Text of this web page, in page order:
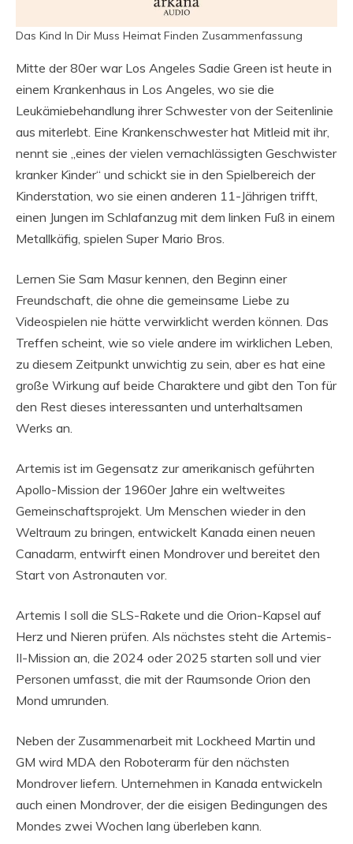
Das Kind In Dir Muss Heimat Finden Zusammenfassung
Mitte der 80er war Los Angeles Sadie Green ist heute in
einem Krankenhaus in Los Angeles, wo sie die
Leukämiebehandlung ihrer Schwester von der Seitenlinie
aus miterlebt. Eine Krankenschwester hat Mitleid mit ihr,
nennt sie „eines der vielen vernachlässigten Geschwister
kranker Kinder“ und schickt sie in den Spielbereich der
Kinderstation, wo sie einen anderen 11-Jährigen trifft,
einen Jungen im Schlafanzug mit dem linken Fuß in einem
Metallkäfig, spielen Super Mario Bros.
Lernen Sie Sam Masur kennen, den Beginn einer
Freundschaft, die ohne die gemeinsame Liebe zu
Videospielen nie hätte verwirklicht werden können. Das
Treffen scheint, wie so viele andere im wirklichen Leben,
zu diesem Zeitpunkt unwichtig zu sein, aber es hat eine
große Wirkung auf beide Charaktere und gibt den Ton für
den Rest dieses interessanten und unterhaltsamen
Werks an.
Artemis ist im Gegensatz zur amerikanisch geführten
Apollo-Mission der 1960er Jahre ein weltweites
Gemeinschaftsprojekt. Um Menschen wieder in den
Weltraum zu bringen, entwickelt Kanada einen neuen
Canadarm, entwirft einen Mondrover und bereitet den
Start von Astronauten vor.
Artemis I soll die SLS-Rakete und die Orion-Kapsel auf
Herz und Nieren prüfen. Als nächstes steht die Artemis-
II-Mission an, die 2024 oder 2025 starten soll und vier
Personen umfasst, die mit der Raumsonde Orion den
Mond umrunden.
Neben der Zusammenarbeit mit Lockheed Martin und
GM wird MDA den Roboterarm für den nächsten
Mondrover liefern. Unternehmen in Kanada entwickeln
auch einen Mondrover, der die eisigen Bedingungen des
Mondes zwei Wochen lang überleben kann.